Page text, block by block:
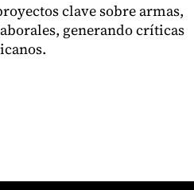
clave sobre armas,
generando críticas